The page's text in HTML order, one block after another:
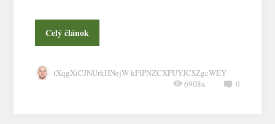
Celý článok
tXqgXiCJNUrkHNejW kFlPNZCXFUYJCSZgcWEY
0
6908x